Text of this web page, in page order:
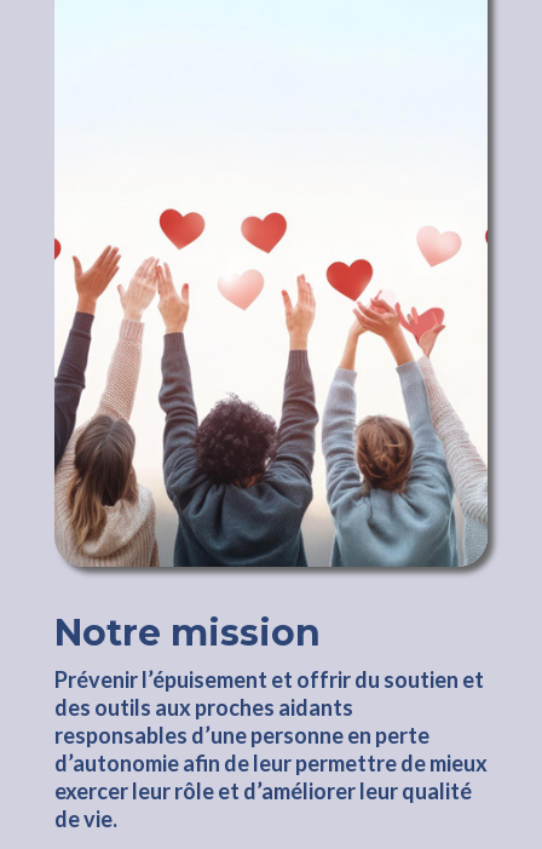
Notre mission
Prévenir l’épuisement et offrir du soutien et
des outils aux proches aidants
responsables d’une personne en perte
d’autonomie afin de leur permettre de mieux
exercer leur rôle et d’améliorer leur qualité
de vie.